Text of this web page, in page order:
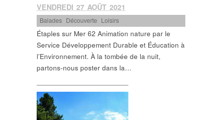
VENDREDI 27 AOÛT 2021
Balades Découverte Loisirs
Étaples sur Mer 62 Animation nature par le
Service Développement Durable et Éducation à
l’Environnement. À la tombée de la nuit,
partons-nous poster dans la…